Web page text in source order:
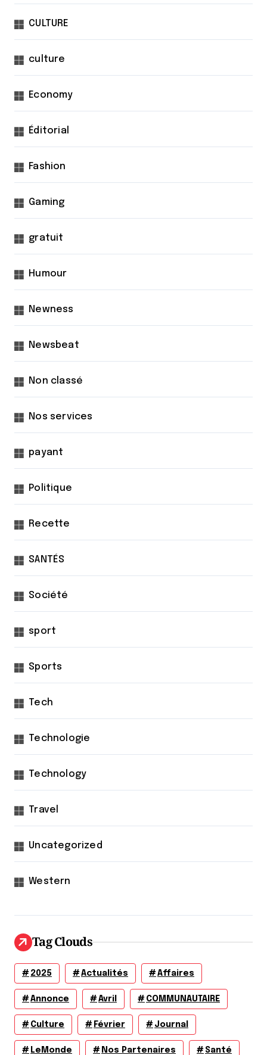
CULTURE
culture
Economy
Éditorial
Fashion
Gaming
gratuit
Humour
Newness
Newsbeat
Non classé
Nos services
payant
Politique
Recette
SANTÉS
Société
sport
Sports
Tech
Technologie
Technology
Travel
Uncategorized
Western
Tag Clouds
2025 Actualités Affaires
Annonce Avril COMMUNAUTAIRE
Culture Février Journal
LeMonde Nos Partenaires Santé